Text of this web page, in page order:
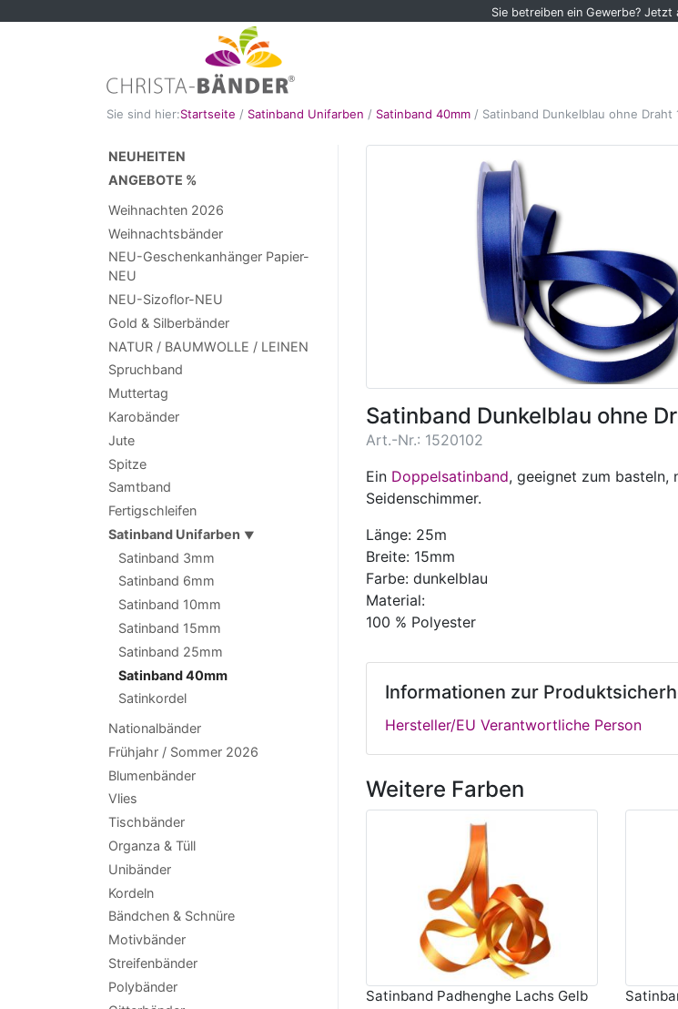
Sie betreiben ein Gewerbe? Jetzt
Sie sind hier:Startseite / Satinband Unifarben / Satinband 40mm / Satinband Dunkelblau ohne Draht
NEUHEITEN
ANGEBOTE %
Weihnachten 2026
Weihnachtsbänder
NEU-Geschenkanhänger Papier-
NEU
NEU-Sizoflor-NEU
Gold & Silberbänder
NATUR / BAUMWOLLE / LEINEN
Spruchband
Muttertag
Karobänder
Jute
Spitze
Samtband
Fertigschleifen
Satinband Unifarben ▼
Satinband 3mm
Satinband 6mm
Satinband 10mm
Satinband 15mm
Satinband 25mm
Satinband 40mm
Satinkordel
Nationalbänder
Frühjahr / Sommer 2026
Blumenbänder
Vlies
Tischbänder
Organza & Tüll
Unibänder
Kordeln
Bändchen & Schnüre
Motivbänder
Streifenbänder
Polybänder
Satinband Dunkelblau ohne
Art.-Nr.: 1520102
Ein Doppelsatinband, geeignet zum basteln,
Seidenschimmer.
Länge: 25m
Breite: 15mm
Farbe: dunkelblau
Material:
100 % Polyester
Informationen zur
Hersteller/EU Verantwortliche Person
Weitere Farben
Satinband Padhenghe Lachs Gelb